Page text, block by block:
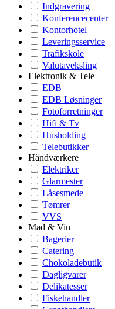
Indgravering
Konferencecenter
Kontorhotel
Leveringsservice
Trafikskole
Valutaveksling
Elektronik & Tele
EDB
EDB Løsninger
Fotoforretninger
Hifi & Tv
Husholding
Telebutikker
Håndværkere
Elektriker
Glarmester
Låsesmede
Tømrer
VVS
Mad & Vin
Bagerier
Catering
Chokoladebutik
Dagligvarer
Delikatesser
Fiskehandler